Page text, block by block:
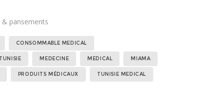
& pansements
CONSOMMABLE MEDICAL
MEDECINE MEDICAL MIAMA
PRODUITS MÉDICAUX TUNISIE MEDICAL